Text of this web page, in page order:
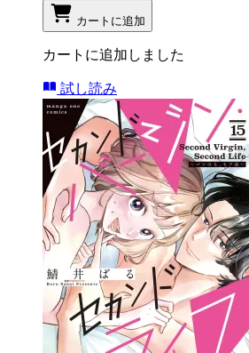
カートに追加
カートに追加しました
試し読み